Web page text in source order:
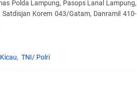
Polda Lampung, Pasops Lanal Lampung,
Korem 043/Gatam, Danramil 410-
TNI/ Polri